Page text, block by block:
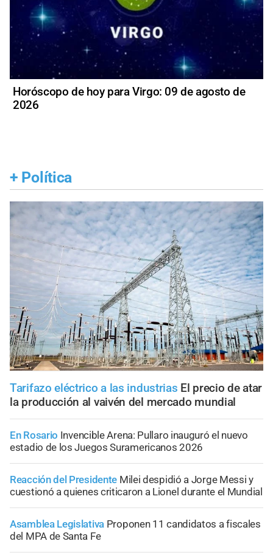
Horóscopo de hoy para Virgo: 09 de agosto de
2026
+ Política
Tarifazo eléctrico a las industrias El precio de atar
la producción al vaivén del mercado mundial
En Rosario Invencible Arena: Pullaro inauguró el nuevo
estadio de los Juegos Suramericanos 2026
Reacción del Presidente Milei despidió a Jorge Messi y
cuestionó a quienes criticaron a Lionel durante el Mundial
Asamblea Legislativa Proponen 11 candidatos a fiscales
del MPA de Santa Fe